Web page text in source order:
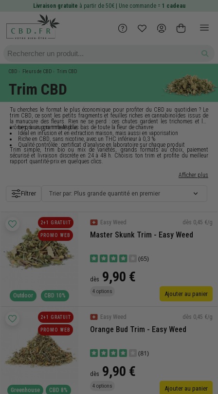
Livraison gratuite à partir de 50€ | Une commande = 1 cadeau
CBD Fleurs de CBD Trim CBD
Trim CBD
Tu cherches le format le plus économique pour profiter du CBD au quotidien ? Le
trim CBD, ce sont les petits fragments et feuilles riches en cannabinoïdes issus de
la manucure des fleurs. Rien ne se perd : ces chutes gardent les trichomes et les
arômes, à un prix imbattable.
Le prix au gramme le plus bas de toute la fleur de chanvre
Idéal en infusion et en extraction maison, mais aussi en vaporisation
Riche en CBD, sans nicotine, avec un THC inférieur à 0,3 %
Qualité contrôlée : certificat d'analyse en laboratoire sur chaque produit
Trim simple, trim bio ou mix de variétés, grands formats au choix, paiement
sécurisé et
livraison discrète en 24 à 48 h. Choisis ton trim et profite du meilleur
rapport quantité-prix en quelques clics.
Afficher plus
Filtrer Trier par: Plus grande quantité en premier
2+1 GRATUIT
PROMO WEB
Outdoor CBD 10%
Easy Weed dès 0,45 €/g
Master Skunk Trim - Easy Weed
(65)
dès 9,90 €
4 options Ajouter au panier
2+1 GRATUIT
PROMO WEB
Greenhouse CBD 8%
Easy Weed dès 0,45 €/g
Orange Bud Trim - Easy Weed
(81)
dès 9,90 €
4 options Ajouter au panier